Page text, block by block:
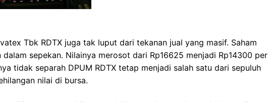
Tbk RDTX juga tak luput dari tekanan jual yang masif. Saham
dalam sepekan. Nilainya merosot dari Rp16625 menjadi Rp14300 per
tidak separah DPUM RDTX tetap menjadi salah satu dari sepuluh
nilai di bursa.